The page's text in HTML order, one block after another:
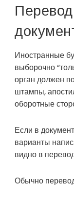
Иностранные
выборочно
орган должен
штампы,
оборотные
Если в
варианты
видно в
Обычно